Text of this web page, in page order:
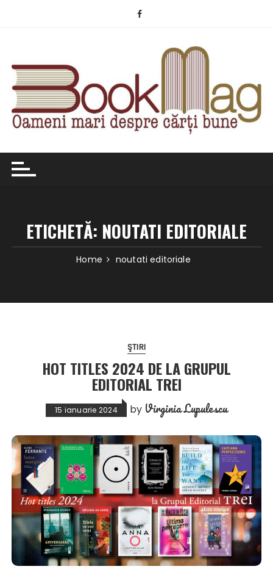
ETICHETĂ: NOUTATI EDITORIALE
Home noutati editoriale
ŞTIRI
HOT TITLES 2024 DE LA GRUPUL
EDITORIAL TREI
15 ianuarie 2024 by Virginia Lupulescu